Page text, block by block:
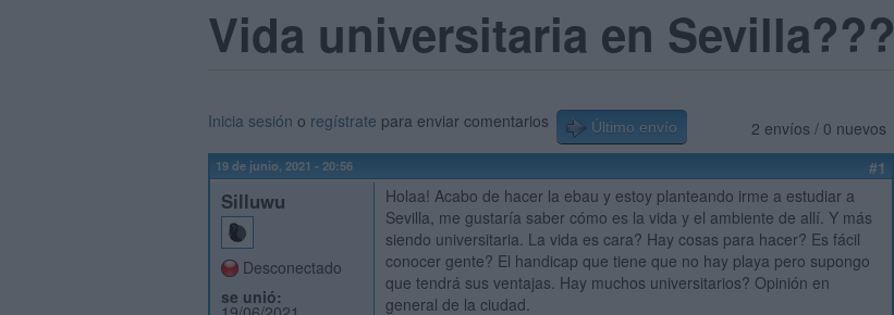
Vida universitaria en Sevilla???
2 envíos / 0 nuevos
Inicia sesión o regístrate para enviar comentarios Último envío
19 de junio, 2021 - 20:56 #1
Silluwu
Desconectado
se unió:
Holaa! Acabo de hacer la ebau y estoy planteando irme a estudiar a
Sevilla, me gustaría saber cómo es la vida y el ambiente de allí. Y más
siendo universitaria. La vida es cara? Hay cosas para hacer? Es fácil
conocer gente? El handicap que tiene que no hay playa pero supongo
que tendrá sus ventajas. Hay muchos universitarios? Opinión en
general de la ciudad.